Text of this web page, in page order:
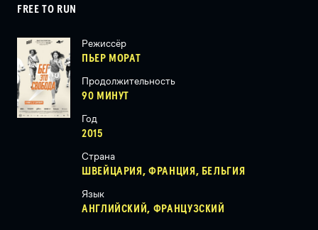
FREE TO RUN
Режиссёр
ПЬЕР МОРАТ
Продолжительность
90 МИНУТ
Год
2015
Страна
ШВЕЙЦАРИЯ, ФРАНЦИЯ, БЕЛЬГИЯ
Язык
АНГЛИЙСКИЙ, ФРАНЦУЗСКИЙ